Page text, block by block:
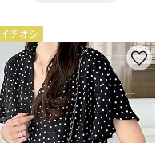
イチオシ